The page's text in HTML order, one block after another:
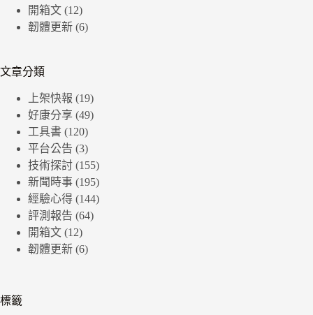
開箱文 (12)
韌體更新 (6)
文章分類
上架快報 (19)
好康分享 (49)
工具書 (120)
平台公告 (3)
技術探討 (155)
新聞時事 (195)
經驗心得 (144)
評測報告 (64)
開箱文 (12)
韌體更新 (6)
標籤